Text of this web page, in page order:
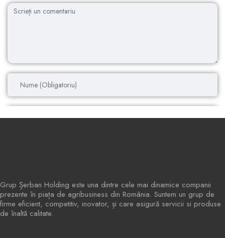
Grup Șerban Holding este una dintre cele mai dinamice companii
prezente în piața de agribusiness din România. Suntem un grup de
firme eficient, competitiv, inovator, și care asigură servicii si produse
de înaltă calitate.